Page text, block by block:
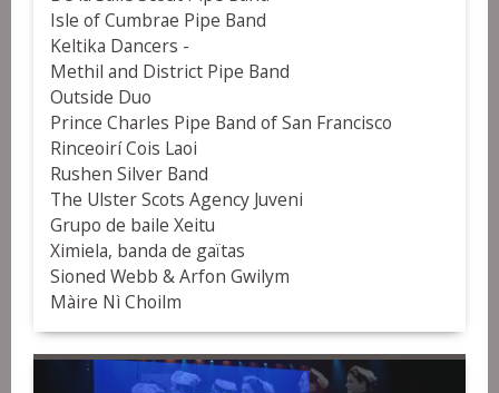
Isle of Cumbrae Pipe Band
Keltika Dancers -
Methil and District Pipe Band
Outside Duo
Prince Charles Pipe Band of San Francisco
Rinceoirí Cois Laoi
Rushen Silver Band
The Ulster Scots Agency Juveni
Grupo de baile Xeitu
Ximiela, banda de gaïtas
Sioned Webb & Arfon Gwilym
Màire Nì Choilm